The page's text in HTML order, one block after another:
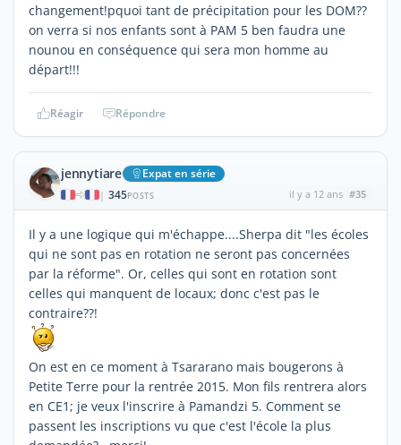
changement!pquoi tant de précipitation pour les DOM??
on verra si nos enfants sont à PAM 5 ben faudra une
nounou en conséquence qui sera mon homme au
départ!!!
Réagir Répondre
jennytiare Expat en série
| 345POSTS il y a 12 ans #35
Il y a une logique qui m'échappe....Sherpa dit "les écoles
qui ne sont pas en rotation ne seront pas concernées
par la réforme". Or, celles qui sont en rotation sont
celles qui manquent de locaux; donc c'est pas le
contraire??!
On est en ce moment à Tsararano mais bougerons à
Petite Terre pour la rentrée 2015. Mon fils rentrera alors
en CE1; je veux l'inscrire à Pamandzi 5. Comment se
passent les inscriptions vu que c'est l'école la plus